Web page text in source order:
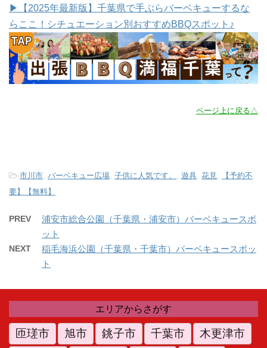
▶【2025年最新版】千葉県で手ぶらバーベキューするな
らここ！シチュエーション別おすすめBBQスポット♪
ページ上に戻る△
-市川市 バーベキュー広場 子供に人気です。 遊具 花見
【予約不
要】【無料】
PREV
浦安市総合公園（千葉県・浦安市）バーベキュースポ
ット
NEXT
稲毛海浜公園（千葉県・千葉市）バーベキュースポッ
ト
エリアからさがす
匝瑳市 旭市 銚子市 千葉市
木更津市